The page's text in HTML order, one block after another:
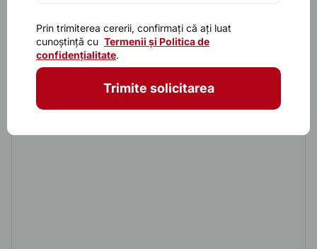
Caracteristicile principalele
Model
Prin trimiterea cererii, confirmați că ați luat
cunoștință cu Termenii și Politica de
confidențialitate.
Trimite solicitarea